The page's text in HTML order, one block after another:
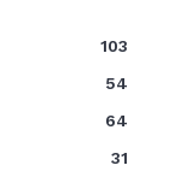
103
54
64
31